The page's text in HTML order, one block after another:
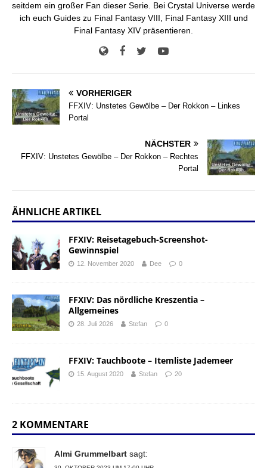
seitdem ein großer Fan dieser Serie. Bei Crystal Universe werde
ich euch Guides zu Final Fantasy VIII, Final Fantasy XIII und
Final Fantasy XIV präsentieren.
VORHERIGER
FFXIV: Unstetes Gewölbe – Der Rokkon – Linkes
Portal
NÄCHSTER
FFXIV: Unstetes Gewölbe – Der Rokkon – Rechtes
Portal
ÄHNLICHE ARTIKEL
FFXIV: Reisetagebuch-Screenshot-
Gewinnspiel
12. November 2020 Dee 0
FFXIV: Das nördliche Kreszentia –
Allgemeines
28. Juli 2026 Stefan 0
FFXIV: Tauchboote – Itemliste Jademeer
15. August 2020 Stefan 20
2 KOMMENTARE
Almi Grummelbart sagt: